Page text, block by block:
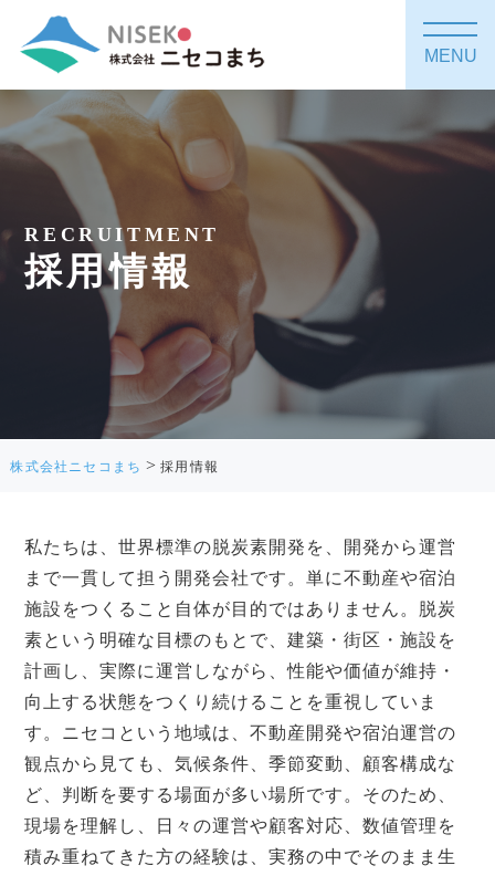
MENU
RECRUITMENT
採用情報
株式会社ニセコまち >採用情報
私たちは、世界標準の脱炭素開発を、開発から運営
まで一貫して担う開発会社です。単に不動産や宿泊
施設をつくること自体が目的ではありません。脱炭
素という明確な目標のもとで、建築・街区・施設を
計画し、実際に運営しながら、性能や価値が維持・
向上する状態をつくり続けることを重視していま
す。ニセコという地域は、不動産開発や宿泊運営の
観点から見ても、気候条件、季節変動、顧客構成な
ど、判断を要する場面が多い場所です。そのため、
現場を理解し、日々の運営や顧客対応、数値管理を
積み重ねてきた方の経験は、実務の中でそのまま生